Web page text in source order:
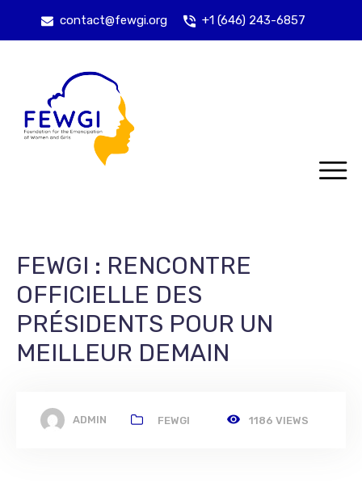
contact@fewgi.org +1 (646) 243-6857
FEWGI : RENCONTRE
OFFICIELLE DES
PRÉSIDENTS POUR UN
MEILLEUR DEMAIN
ADMIN FEWGI 1186 VIEWS